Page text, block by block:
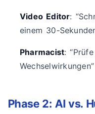
Video Editor:
einem 30-
Pharmacist:
Wechselwirkungen”
Phase 2: AI vs.